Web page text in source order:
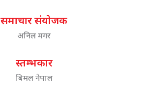
समाचार संयोजक
अनिल मगर
स्तम्भकार
बिमल नेपाल